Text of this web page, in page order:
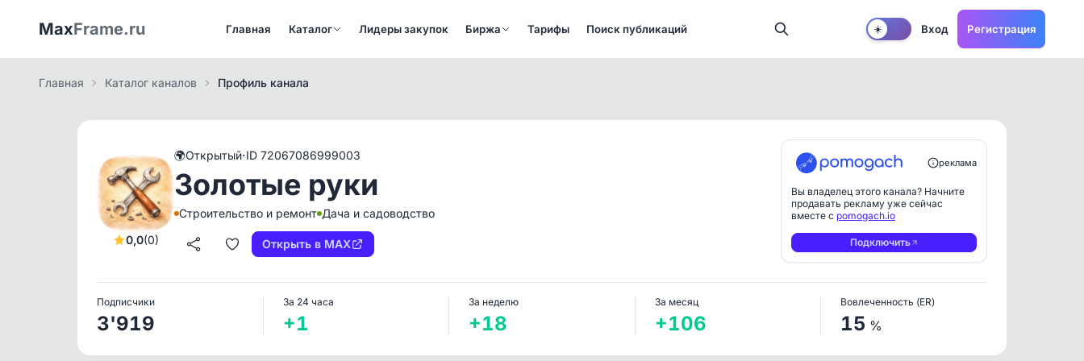
MaxFrame.ru Главная Каталог Лидеры закупок Биржа Тарифы Поиск публикаций ☀️ Вход Регистрация
Главная Каталог каналов Профиль канала
0,0(0)
🌍Открытый·ID 72067086999003
Золотые руки
Строительство и ремонт Дача и садоводство
Открыть в MAX
реклама
Вы владелец этого канала? Начните
продавать рекламу уже сейчас
вместе с pomogach.io
Подключить
Подписчики
3'919
За 24 часа
+1
За неделю
+18
За месяц
+106
Вовлеченность (ER)
15 %